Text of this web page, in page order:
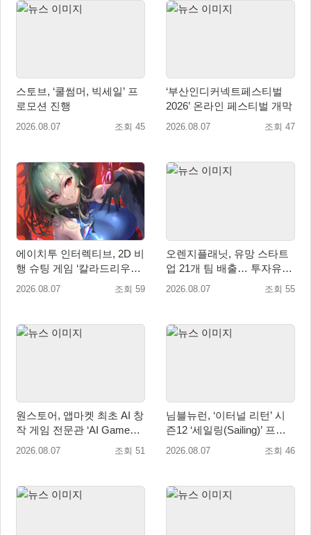
스토브, ‘쿨썸머, 빅세일’ 프
로모션 진행
2026.08.07 조회 45
‘부산인디커넥트페스티벌
2026’ 온라인 페스티벌 개막
2026.08.07 조회 47
에이치투 인터렉티브, 2D 비
행 슈팅 게임 ‘칼라드리우스
2/다크 엘레멘트’ 올 겨울 전
2026.08.07 조회 59
오렌지플래닛, 유망 스타트
업 21개 팀 배출… 투자유치∙
매출성장 성과 눈길
2026.08.07 조회 55
원스토어, 앱마켓 최초 AI 창
작 게임 전문관 ‘AI Games’
오픈
2026.08.07 조회 51
님블뉴런, ‘이터널 리턴’ 시
즌12 ‘세일링(Sailing)’ 프리
시즌 시작
2026.08.07 조회 46